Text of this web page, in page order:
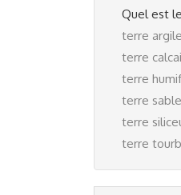
Quel est
terre argile
terre
terre
terre
terre
terre